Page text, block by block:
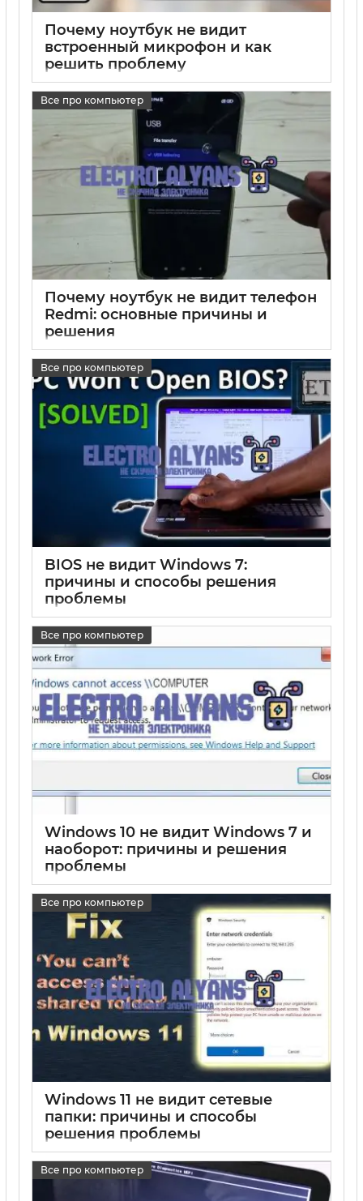
Почему ноутбук не видит
встроенный микрофон и как
решить проблему
Все про компьютер
Почему ноутбук не видит телефон
Redmi: основные причины и
решения
Все про компьютер
BIOS не видит Windows 7:
причины и способы решения
проблемы
Все про компьютер
Windows 10 не видит Windows 7 и
наоборот: причины и решения
проблемы
Все про компьютер
Windows 11 не видит сетевые
папки: причины и способы
решения проблемы
Все про компьютер